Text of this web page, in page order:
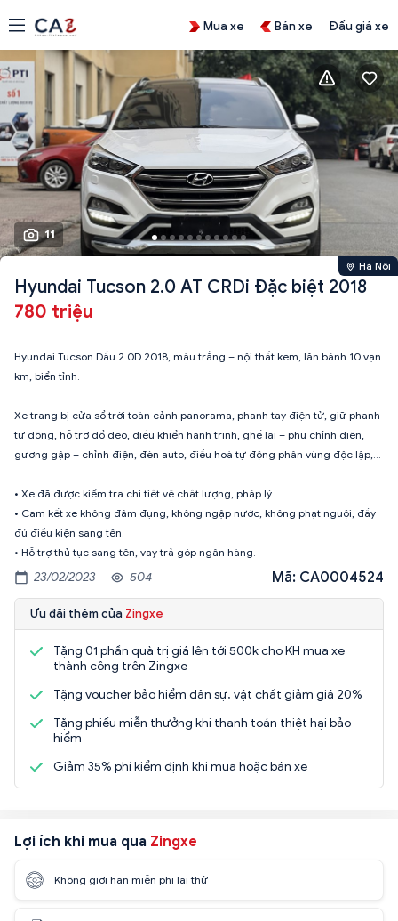
Mua xe Bán xe Đấu giá xe
11
Hà Nội
Hyundai Tucson 2.0 AT CRDi Đặc biệt 2018
780 triệu
Hyundai Tucson Dầu 2.0D 2018, màu trắng – nội thất kem, lăn bánh 10 vạn
km, biển tỉnh.
Xe trang bị cửa sổ trời toàn cảnh panorama, phanh tay điện tử, giữ phanh
tự động, hỗ trợ đổ đèo, điều khiển hành trình, ghế lái – phụ chỉnh điện,
gương gập – chỉnh điện, đèn auto, điều hoà tự động phân vùng độc lập,…
• Xe đã được kiểm tra chi tiết về chất lượng, pháp lý.
• Cam kết xe không đâm đụng, không ngập nước, không phạt nguội, đầy
đủ điều kiện sang tên.
• Hỗ trợ thủ tục sang tên, vay trả góp ngân hàng.
23/02/2023 504 Mã: CA0004524
Ưu đãi thêm của Zingxe
Tặng 01 phần quà trị giá lên tới 500k cho KH mua xe
thành công trên Zingxe
Tặng voucher bảo hiểm dân sự, vật chất giảm giá 20%
Tặng phiếu miễn thưởng khi thanh toán thiệt hại bảo
hiểm
Giảm 35% phí kiểm định khi mua hoặc bán xe
Lợi ích khi mua qua Zingxe
Không giới hạn miễn phí lái thử